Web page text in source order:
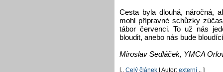
Cesta byla dlouhá, náročná,
mohl přípravné schůzky
tábor červenci. To už nás
bloudit, anebo nás bude
Miroslav Sedláček, YMCA
[.. Celý článek | Autor: externí .. ]